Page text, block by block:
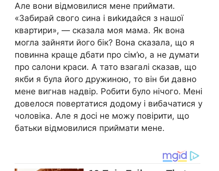
Але вони відмовилися мене приймати.
«Забирай свого сина і виkидайся з нашої
квартири», — сказала моя мама. Як вона
могла зайняти його бік? Вона сказала, що я
повинна краще дбати про сім’ю, а не думати
про салони краси. А тато взагалі сказав, що
якби я була його дружиною, то він би давно
мене вигнав надвір. Робити було нічого. Мені
довелося повертатися додому і вибачатися у
чоловіка. Але я досі не можу повірити, що
батьки відмовилися приймати мене.